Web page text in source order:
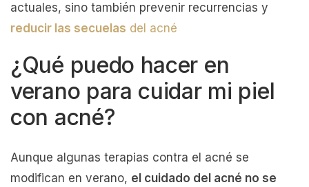
actuales, sino también prevenir recurrencias y
reducir las secuelas del acné
¿Qué puedo hacer en
verano para cuidar mi piel
con acné?
Aunque algunas terapias contra el acné se
modifican en verano, el cuidado del acné no se